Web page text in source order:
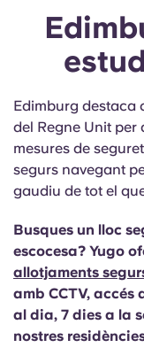
Edimburg destaca
del Regne Unit per
mesures de
segurs navegant
gaudiu de tot el
Busques un lloc
escocesa? Yugo
allotjaments
amb CCTV,
al dia, 7 dies a la
nostres